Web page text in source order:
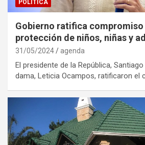
POLÍTICA
Gobierno ratifica compromiso
protección de niños, niñas y
31/05/2024 agenda
El presidente de la República,
dama, Leticia Ocampos, ratificaron el